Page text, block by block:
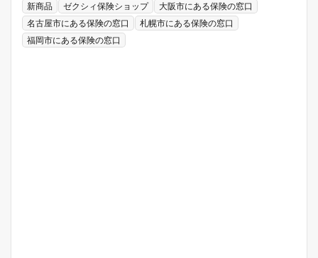
新商品
ゼクシィ保険ショップ
大阪市にある保険の窓口
名古屋市にある保険の窓口
札幌市にある保険の窓口
福岡市にある保険の窓口